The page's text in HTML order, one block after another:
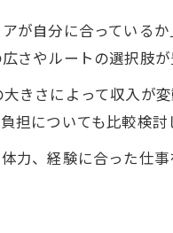
が自分に合っている
さやルートの選択肢が
きさによって収入が
についても比較検討
、経験に合った仕事